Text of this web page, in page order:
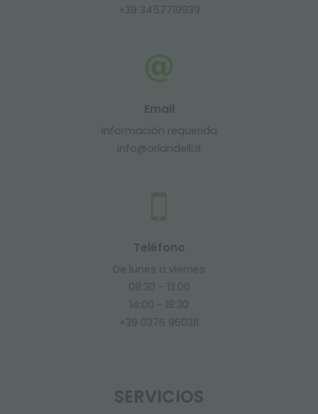
+39 3457719939
Email
Información requerida
info@orlandelli.it
Teléfono
De lunes a viernes
08:30 - 13:00
14:00 - 18:30
+39 0376 960311
SERVICIOS